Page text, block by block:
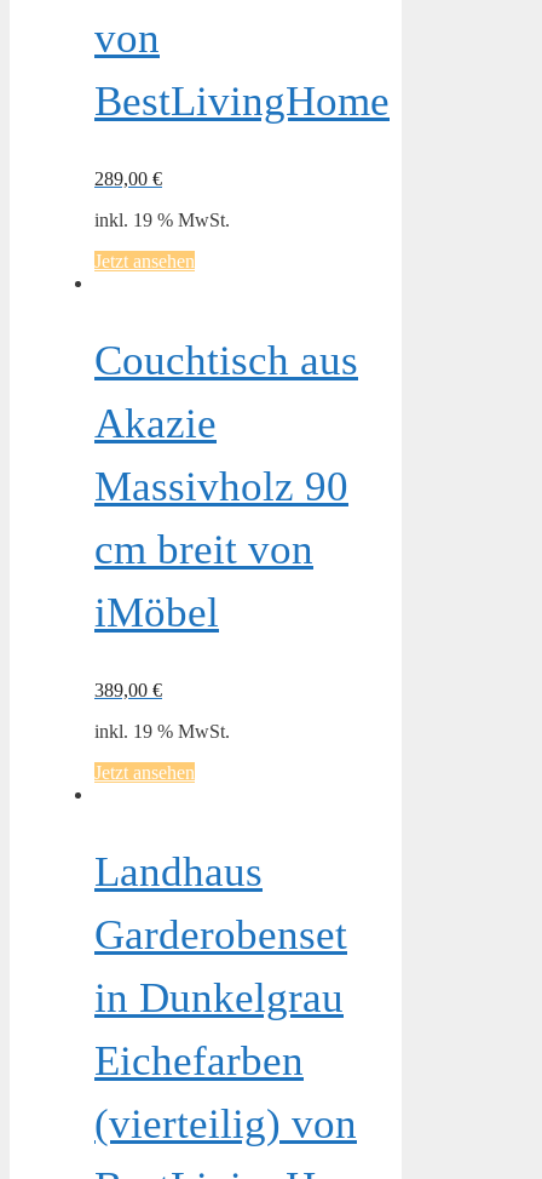
von
BestLivingHome
289,00 €
inkl. 19 % MwSt.
Jetzt ansehen
Couchtisch aus
Akazie
Massivholz 90
cm breit von
iMöbel
389,00 €
inkl. 19 % MwSt.
Jetzt ansehen
Landhaus
Garderobenset
in Dunkelgrau
Eichefarben
(vierteilig) von